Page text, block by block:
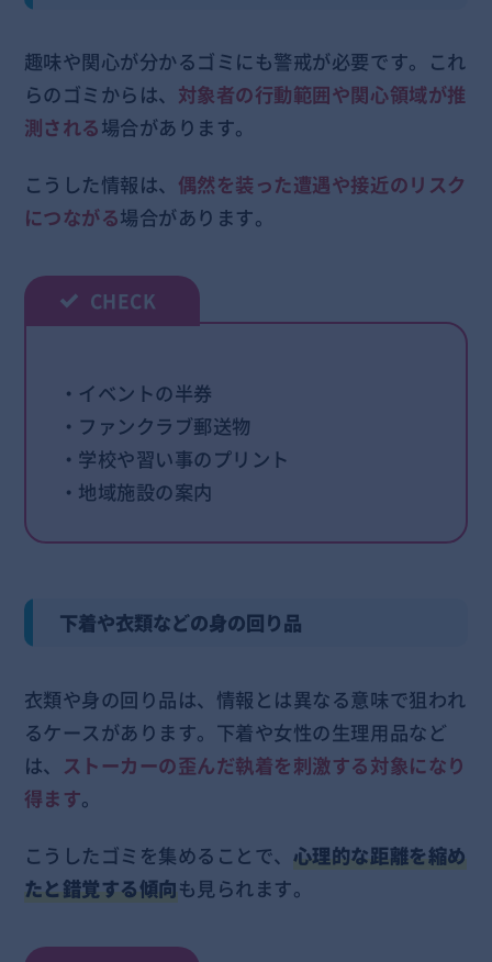
趣味や関心が分かるゴミにも警戒が必要です。これ
らのゴミからは、 対象者の行動範囲や関心領域が推
測される場合があります。
こうした情報は、 偶然を装った遭遇や接近のリスク
につながる場合があります。
・イベントの半券
・ファンクラブ郵送物
・学校や習い事のプリント
・地域施設の案内
下着や衣類などの身の回り品
衣類や身の回り品は、情報とは異なる意味で狙われ
るケースがあります。下着や女性の生理用品など
は、 ストーカーの歪んだ執着を刺激する対象になり
得ます。
こうしたゴミを集めることで、 心理的な距離を縮め
たと錯覚する傾向も見られます。